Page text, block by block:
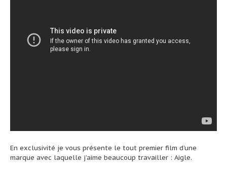
En exclusivité je vous présente le tout premier film d’une
marque avec laquelle j’aime beaucoup travailler : Aigle.